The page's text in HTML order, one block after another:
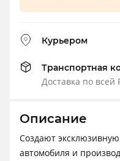
Курьером
Транспортная
Доставка по
Описание
Создают эксклюзивную
автомобиля и